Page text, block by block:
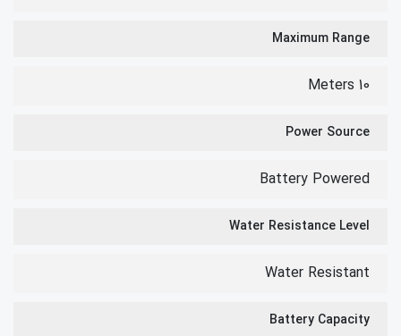
Maximum Range
10 Meters
Power Source
Battery Powered
Water Resistance Level
Water Resistant
Battery Capacity